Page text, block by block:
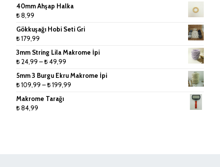
40mm Ahşap Halka
₺8,99
Gökkuşağı Hobi Seti Gri
₺179,99
3mm String Lila Makrome İpi
₺ 24,99 –₺49,99
₺ 24,99
-
5mm 3 Burgu Ekru Makrome İpi
₺109,99 –₺199,99
Makrome Tarağı
₺84,99